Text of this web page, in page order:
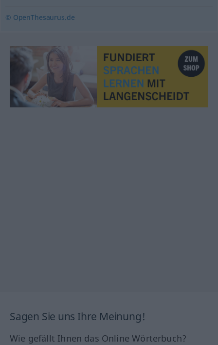
© OpenThesaurus.de
Sagen Sie uns Ihre Meinung!
Wie gefällt Ihnen das Online Wörterbuch?